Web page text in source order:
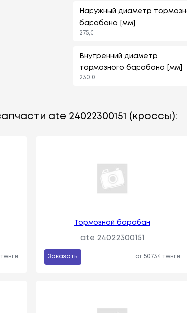
Наружный диаметр
барабана [мм]
275,0
Внутренний диаметр
тормозного барабана [мм]
230,0
ate 24022300151 (кроссы):
тенге
Тормозной барабан
ate 24022300151
Заказать от 50734 тенге